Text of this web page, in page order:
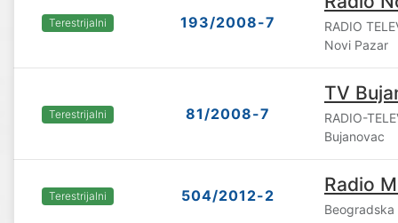
Terestrijalni 193/2008-7
RADIO
Novi Pazar
Terestrijalni 81/2008-7
TV
RADIO-
Bujanovac
Terestrijalni 504/2012-2 Radio